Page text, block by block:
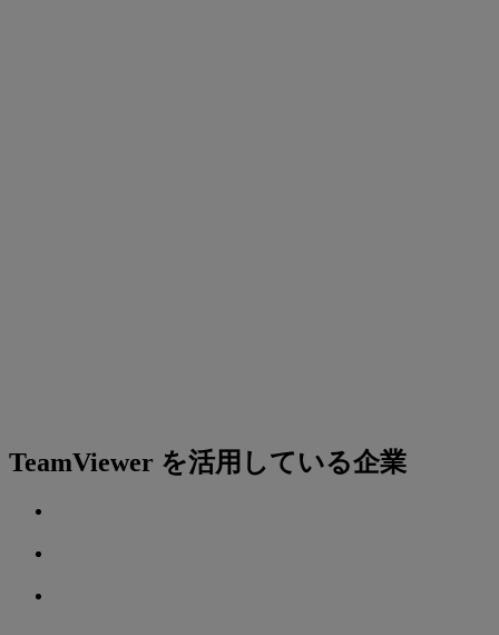
TeamViewer を活用している企業